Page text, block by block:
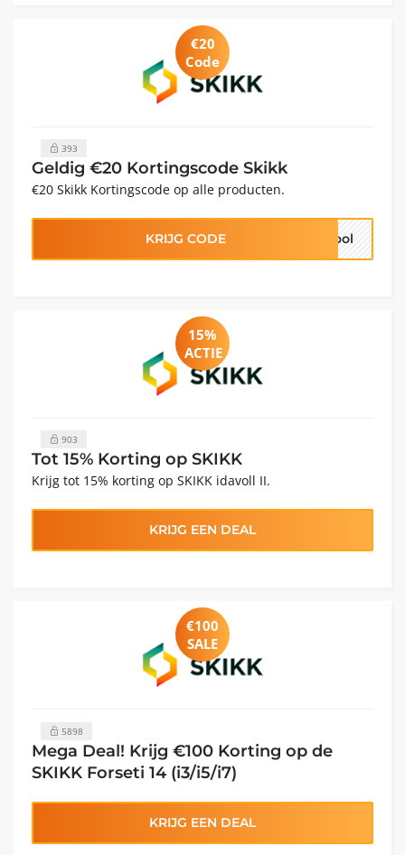
€20
Code
393
Geldig €20 Kortingscode Skikk
€20 Skikk Kortingscode op alle producten.
KRIJG CODE hool
15%
ACTIE
903
Tot 15% Korting op SKIKK
Krijg tot 15% korting op SKIKK idavoll II.
KRIJG EEN DEAL
€100
SALE
5898
Mega Deal! Krijg €100 Korting op de
SKIKK Forseti 14 (i3/i5/i7)
KRIJG EEN DEAL